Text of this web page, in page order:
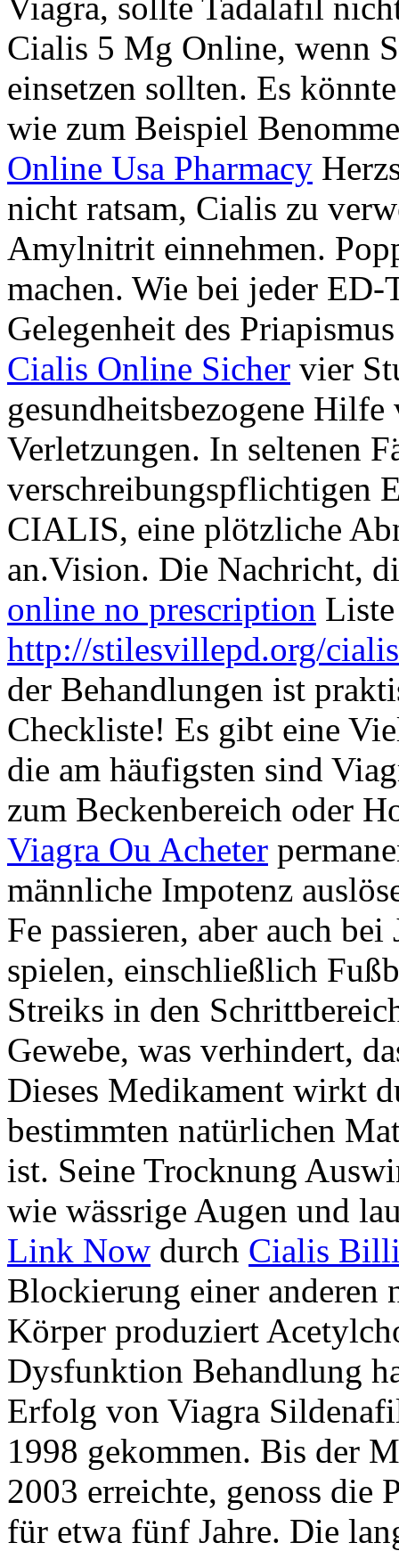
Cialis 5 Mg Online, wenn
einsetzen sollten. Es
wie zum Beispiel
Online Usa Pharmacy
nicht ratsam, Cialis zu
Amylnitrit einnehmen.
machen. Wie bei jeder ED-
Gelegenheit des
Cialis Online Sicher vier
gesundheitsbezogene
Verletzungen. In seltenen
verschreibungspflichtigen
CIALIS, eine plötzliche
an.Vision. Die Nachricht,
online no prescription Liste
http://stilesvillepd.org/
der Behandlungen ist
Checkliste! Es gibt eine
die am häufigsten sind
zum Beckenbereich oder
Viagra Ou Acheter
männliche Impotenz
Fe passieren, aber auch
spielen, einschließlich
Streiks in den
Gewebe, was verhindert,
Dieses Medikament wirkt
bestimmten natürlichen
ist. Seine Trocknung
wie wässrige Augen und
Link Now durch Cialis
Blockierung einer anderen
Körper produziert
Dysfunktion Behandlung
Erfolg von Viagra
1998 gekommen. Bis der
2003 erreichte, genoss
für etwa fünf Jahre. Die